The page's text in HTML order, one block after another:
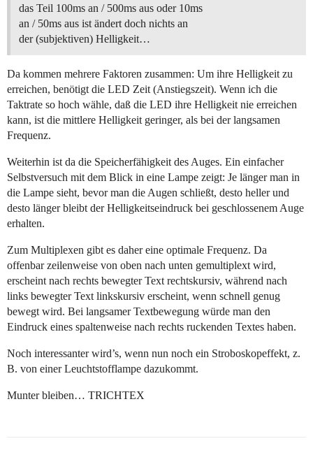
das Teil 100ms an / 500ms aus oder 10ms
an / 50ms aus ist ändert doch nichts an
der (subjektiven) Helligkeit…
Da kommen mehrere Faktoren zusammen: Um ihre Helligkeit zu
erreichen, benötigt die LED Zeit (Anstiegszeit). Wenn ich die
Taktrate so hoch wähle, daß die LED ihre Helligkeit nie erreichen
kann, ist die mittlere Helligkeit geringer, als bei der langsamen
Frequenz.
Weiterhin ist da die Speicherfähigkeit des Auges. Ein einfacher
Selbstversuch mit dem Blick in eine Lampe zeigt: Je länger man in
die Lampe sieht, bevor man die Augen schließt, desto heller und
desto länger bleibt der Helligkeitseindruck bei geschlossenem Auge
erhalten.
Zum Multiplexen gibt es daher eine optimale Frequenz. Da
offenbar zeilenweise von oben nach unten gemultiplext wird,
erscheint nach rechts bewegter Text rechtskursiv, während nach
links bewegter Text linkskursiv erscheint, wenn schnell genug
bewegt wird. Bei langsamer Textbewegung würde man den
Eindruck eines spaltenweise nach rechts ruckenden Textes haben.
Noch interessanter wird’s, wenn nun noch ein Stroboskopeffekt, z.
B. von einer Leuchtstofflampe dazukommt.
Munter bleiben… TRICHTEX